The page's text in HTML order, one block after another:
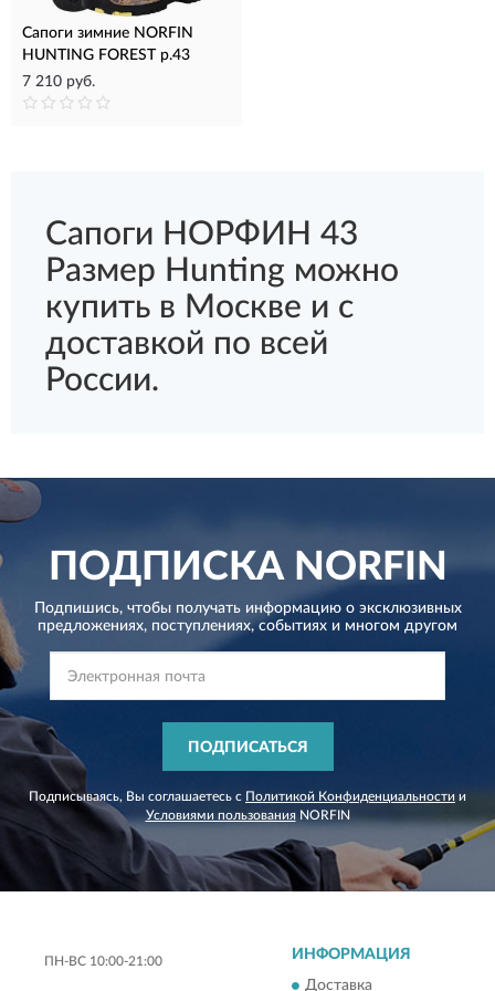
Сапоги зимние NORFIN
HUNTING FOREST р.43
7 210 руб.
Сапоги НОРФИН 43
Размер Hunting можно
купить в Москве и с
доставкой по всей
России.
ПОДПИСКАNORFIN
Подпишись, чтобы получать информацию о эксклюзивных
предложениях, поступлениях, событиях и многом другом
ПОДПИСАТЬСЯ
Подписываясь, Вы соглашаетесь с Политикой Конфиденциальности и
Условиями пользованияNORFIN
ПН-ВС 10:00-21:00 ИНФОРМАЦИЯ
Доставка